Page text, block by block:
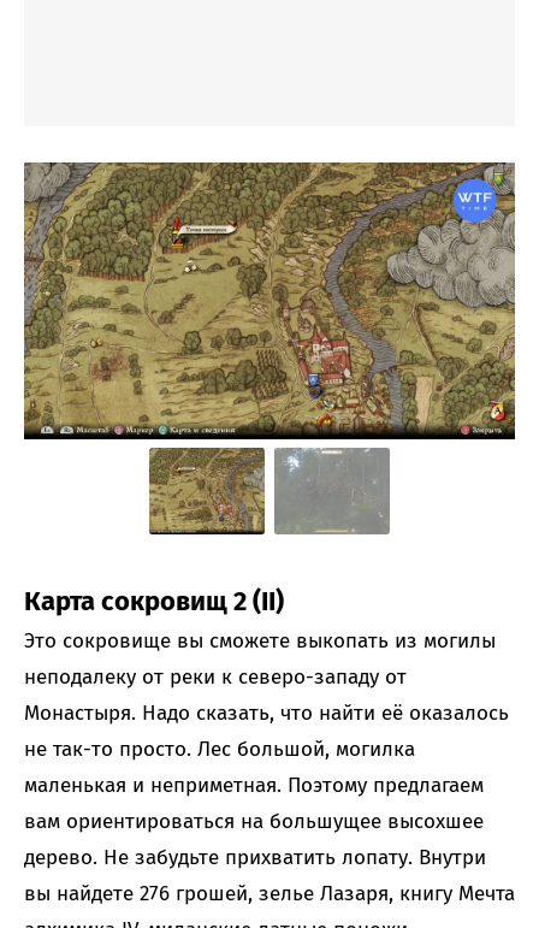
Карта сокровищ 2 (II)
Это сокровище вы сможете выкопать из могилы
неподалеку от реки к северо-западу от
Монастыря. Надо сказать, что найти её оказалось
не так-то просто. Лес большой, могилка
маленькая и неприметная. Поэтому предлагаем
вам ориентироваться на большущее высохшее
дерево. Не забудьте прихватить лопату. Внутри
вы найдете 276 грошей, зелье Лазаря, книгу Мечта